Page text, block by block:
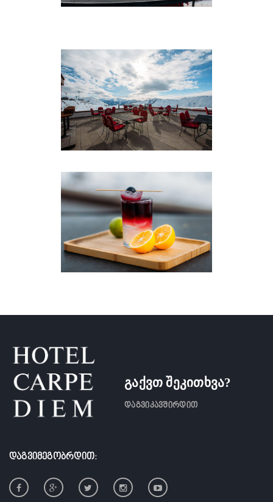
გაქვთ შეკითხვა?
დაგვიკავშირდით
ᲓᲐᲒᲕᲘᲛᲔᲒᲝᲑᲠᲓᲘᲗ: